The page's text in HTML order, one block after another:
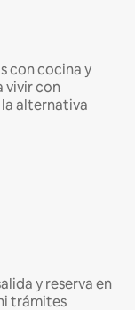
con cocina y
vivir con
la alternativa
y reserva en
trámites